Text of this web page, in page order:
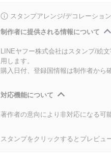
スタンプアレンジ/デコレーショ
制作者に提供される情報について
LINEヤフー株式会社はスタンプ/絵
用します。
購入日付、登録国情報は制作者から
対応機能について
著作者の意向により非対応になる可
スタンプをクリックするとプレビュ